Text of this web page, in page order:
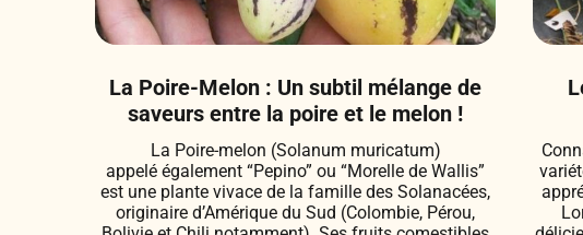
La Poire-Melon : Un subtil mélange de
saveurs entre la poire et le melon !
La Poire-melon (Solanum muricatum)
appelé également “Pepino” ou “Morelle de Wallis”
est une plante vivace de la famille des Solanacées,
originaire d’Amérique du Sud (Colombie, Pérou,